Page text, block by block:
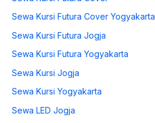
Sewa Kursi Futura Cover Yogyakarta
Sewa Kursi Futura Jogja
Sewa Kursi Futura Yogyakarta
Sewa Kursi Jogja
Sewa Kursi Yogyakarta
Sewa LED Jogja